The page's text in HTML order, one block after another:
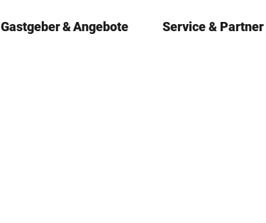
Gastgeber & Angebote Service & Partner